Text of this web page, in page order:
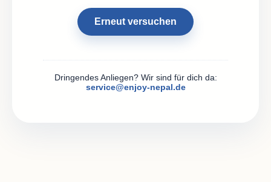
Erneut versuchen
Dringendes Anliegen? Wir sind für dich da:
service@enjoy-nepal.de